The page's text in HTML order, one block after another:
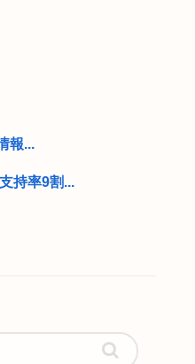
報...
持率9割...
を謝罪「...